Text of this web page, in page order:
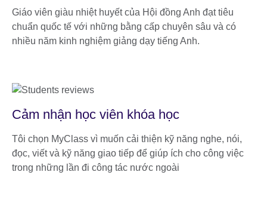
Giáo viên giàu nhiệt huyết của Hội đồng Anh đạt tiêu
chuẩn quốc tế với những bằng cấp chuyên sâu và có
nhiều năm kinh nghiệm giảng dạy tiếng Anh.
Cảm nhận học viên khóa học
Tôi chọn MyClass vì muốn cải thiện kỹ năng nghe, nói,
đọc, viết và kỹ năng giao tiếp để giúp ích cho công việc
trong những lần đi công tác nước ngoài